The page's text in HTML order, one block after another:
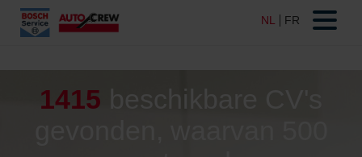
1415 beschikbare CV's